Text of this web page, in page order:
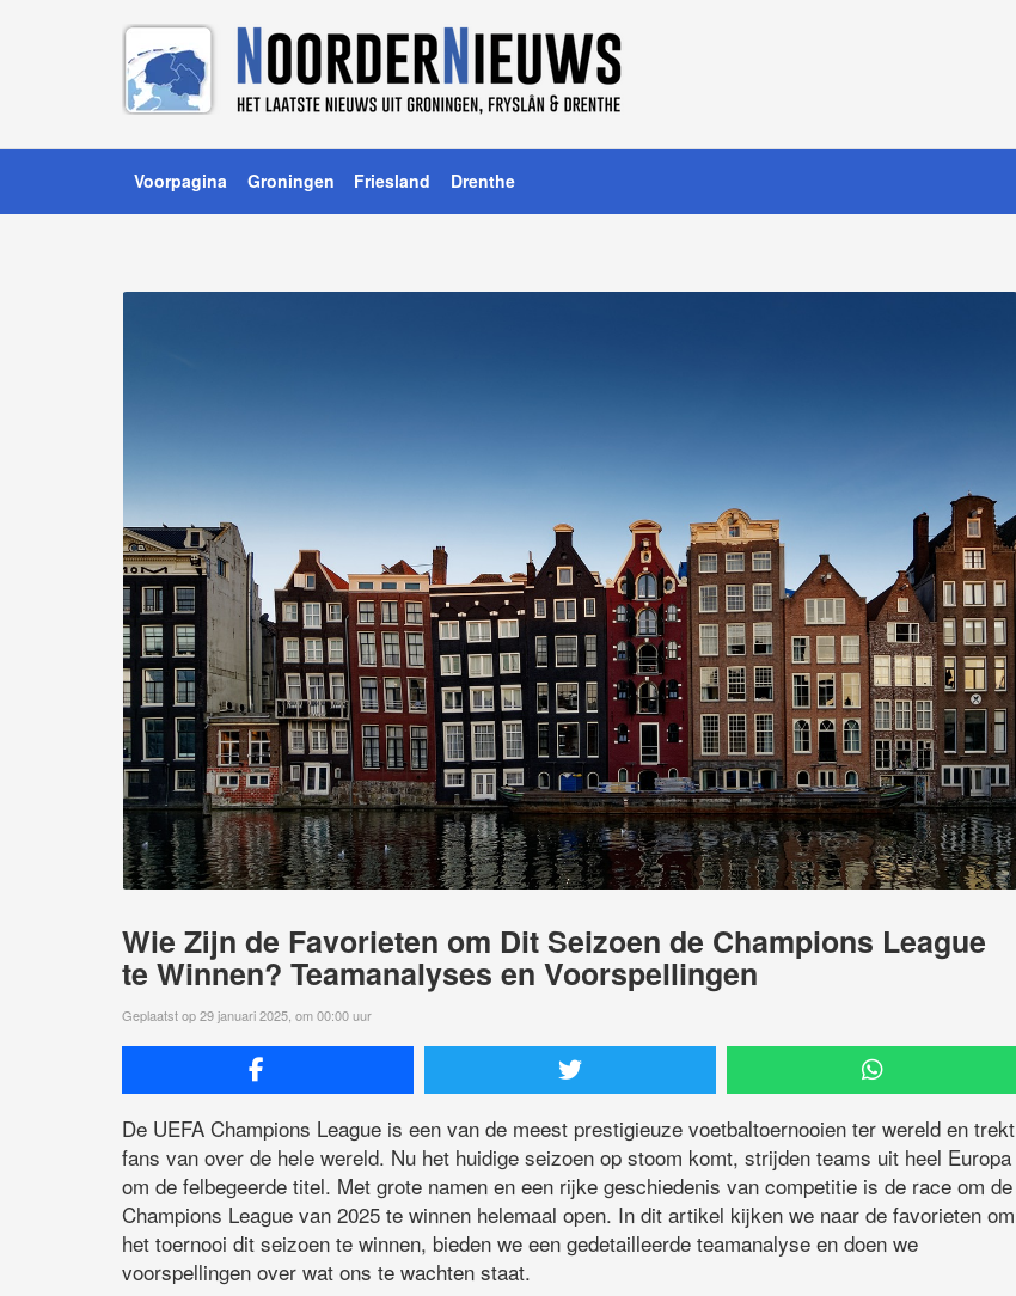
Voorpagina Groningen Friesland Drenthe
Wie Zijn de Favorieten om Dit Seizoen de Champions League
te Winnen? Teamanalyses en Voorspellingen
Geplaatst op 29 januari 2025, om 00:00 uur
De UEFA Champions League is een van de meest prestigieuze voetbaltoernooien ter wereld en trekt
fans van over de hele wereld. Nu het huidige seizoen op stoom komt, strijden teams uit heel Europa
om de felbegeerde titel. Met grote namen en een rijke geschiedenis van competitie is de race om de
Champions League van 2025 te winnen helemaal open. In dit artikel kijken we naar de favorieten om
het toernooi dit seizoen te winnen, bieden we een gedetailleerde teamanalyse en doen we
voorspellingen over wat ons te wachten staat.